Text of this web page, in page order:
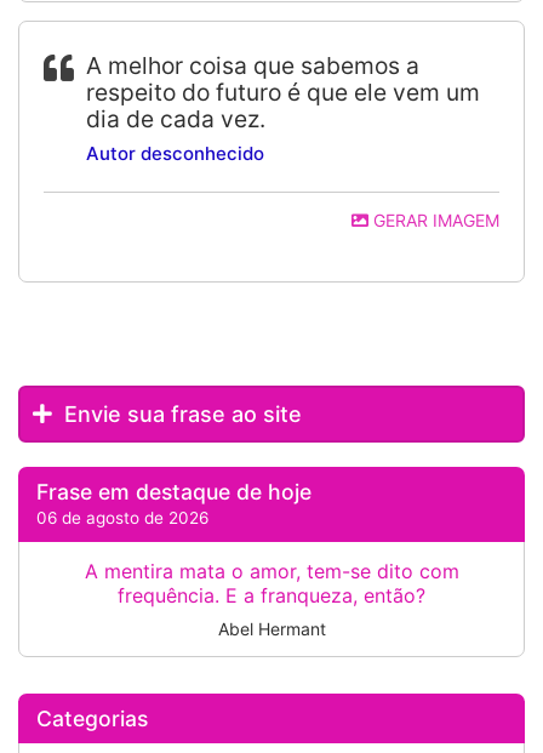
A melhor coisa que sabemos a
respeito do futuro é que ele vem um
dia de cada vez.
Autor desconhecido
GERAR IMAGEM
Envie sua frase ao site
Frase em destaque de hoje
06 de agosto de 2026
A mentira mata o amor, tem-se dito com
frequência. E a franqueza, então?
Abel Hermant
Categorias